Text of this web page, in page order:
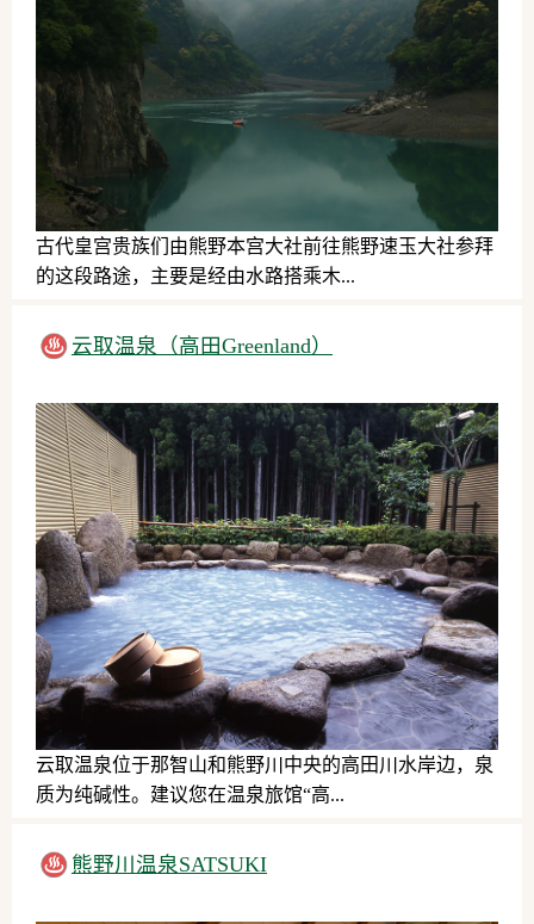
古代皇宫贵族们由熊野本宫大社前往熊野速玉大社参拜
的这段路途，主要是经由水路搭乘木...
云取温泉（高田Greenland）
云取温泉位于那智山和熊野川中央的高田川水岸边，泉
质为纯碱性。建议您在温泉旅馆“高...
熊野川温泉SATSUKI